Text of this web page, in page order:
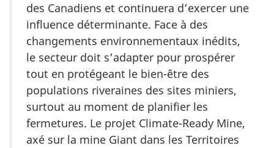
des Canadiens et continuera d’exercer une
influence déterminante. Face à des
changements environnementaux inédits,
le secteur doit s’adapter pour prospérer
tout en protégeant le bien-être des
populations riveraines des sites miniers,
surtout au moment de planifier les
fermetures. Le projet Climate-Ready Mine,
axé sur la mine Giant dans les Territoires